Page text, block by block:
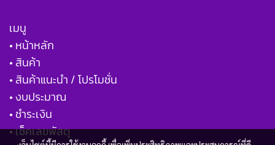
เมนู
• หน้าหลัก
• สินค้า
• สินค้าแนะนำ / โปรโมชั่น
• งบประมาณ
• ชำระเงิน
• เช็คเลขพัสดุ